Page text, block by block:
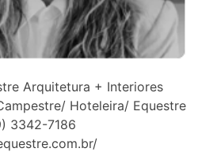
Arquitetura + Interiores
Hoteleira/ Equestre
3342-7186